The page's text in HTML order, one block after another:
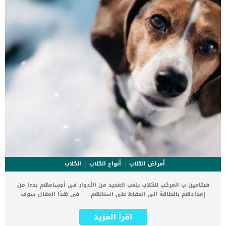
أمراض الكلاب أنواع الكلاب
الكلاب
فيتامين ب المركب للكلاب يلعب العديد من الأدوار فى أجسامهم بدءا من
إمدادهم بالطاقة الى الحفاظ على اسنانهم. فى هذا المقال سوف
يعاني من نقص فيتامين ب. يؤثر فيتامين ب المركب على جميع وظائف
واجهزة جسم الكلب تقريبا. كما ان هناك العديد من الفيتامينات التى تندرج
اقرأ المزيد